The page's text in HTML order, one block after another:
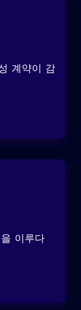
계약이 감
이루다